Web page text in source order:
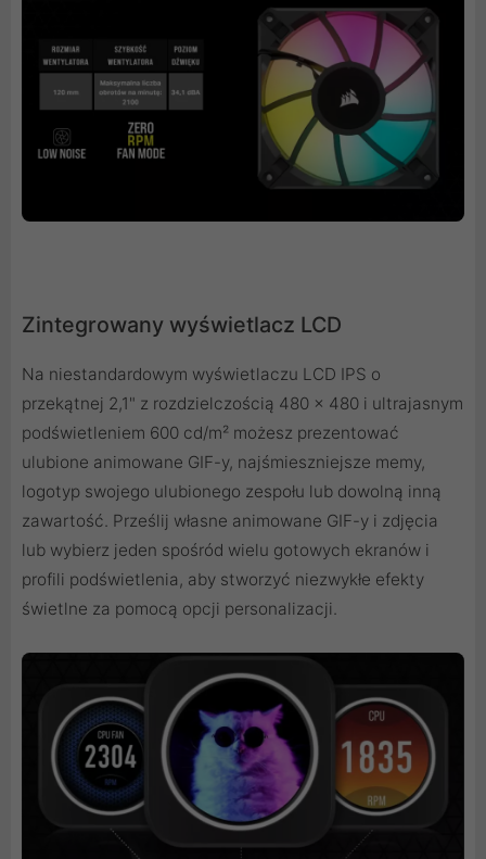
Zintegrowany wyświetlacz LCD
Na niestandardowym wyświetlaczu LCD IPS o
przekątnej 2,1" z rozdzielczością 480 x 480 i ultrajasnym
podświetleniem 600 cd/m² możesz prezentować
ulubione animowane GIF-y, najśmieszniejsze memy,
logotyp swojego ulubionego zespołu lub dowolną inną
zawartość. Prześlij własne animowane GIF-y i zdjęcia
lub wybierz jeden spośród wielu gotowych ekranów i
profili podświetlenia, aby stworzyć niezwykłe efekty
świetlne za pomocą opcji personalizacji.